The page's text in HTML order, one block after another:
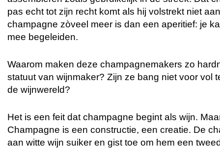
pas echt tot zijn recht komt als hij volstrekt niet
champagne zòveel meer is dan een aperitief: je
mee begeleiden.
Waarom maken deze champagnemakers zo
statuut van wijnmaker? Zijn ze bang niet voor vol
de wijnwereld?
Het is een feit dat champagne begint als wijn.
Champagne is een constructie, een creatie. De
aan witte wijn suiker en gist toe om hem een